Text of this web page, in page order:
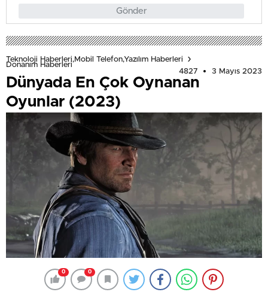
Gönder
Teknoloji Haberleri,Mobil Telefon,Yazılım Haberleri
Donanım Haberleri
4827
3 Mayıs 2023
Dünyada En Çok Oynanan
Oyunlar (2023)
0 0